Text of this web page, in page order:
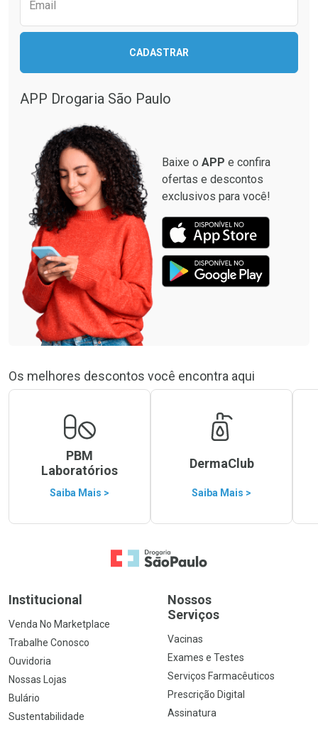
Email
CADASTRAR
APP Drogaria São Paulo
Baixe o APP e confira
ofertas e descontos
exclusivos para você!
Os melhores descontos você encontra aqui
PBM
Laboratórios
Saiba Mais >
DermaClub
Saiba Mais >
Ir para a Home
Institucional
Venda No Marketplace
Trabalhe Conosco
Ouvidoria
Nossas Lojas
Bulário
Sustentabilidade
Nossos
Serviços
Vacinas
Exames e Testes
Serviços Farmacêuticos
Prescrição Digital
Assinatura